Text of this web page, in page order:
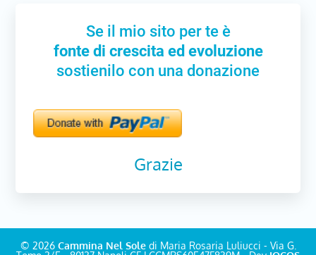
Se il mio sito per te è
fonte di crescita ed evoluzione
sostienilo con una donazione
Grazie
© 2026 Cammina Nel Soledi Maria Rosaria Luliucci - Via G.